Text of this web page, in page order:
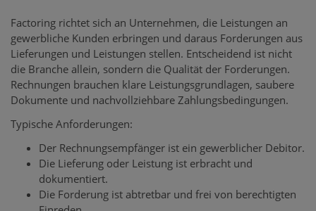
Factoring richtet sich an Unternehmen, die Leistungen an
gewerbliche Kunden erbringen und daraus Forderungen aus
Lieferungen und Leistungen stellen. Entscheidend ist nicht
die Branche allein, sondern die Qualität der Forderungen.
Rechnungen brauchen klare Leistungsgrundlagen, saubere
Dokumente und nachvollziehbare Zahlungsbedingungen.
Typische Anforderungen:
Der Rechnungsempfänger ist ein gewerblicher Debitor.
Die Lieferung oder Leistung ist erbracht und
dokumentiert.
Die Forderung ist abtretbar und frei von berechtigten